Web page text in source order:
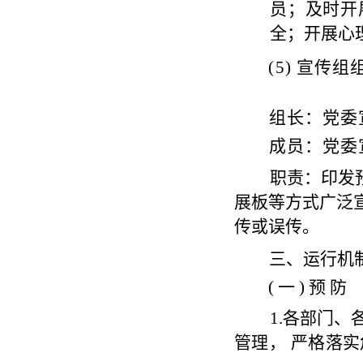
员；及时
全；开展心
(5) 宣传组
组 长：党
成 员：党
职责：印发
展板等方式广泛
传或误传。
三、运行机
( 一 ) 预防
1.各部门、
管理， 严格落